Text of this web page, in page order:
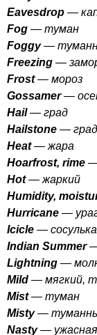
Eavesdrop —
Fog — туман
Foggy —
Freezing —
Frost — мороз
Gossamer —
Hail — град
Hailstone —
Heat — жара
Hoarfrost, rime —
Hot — жаркий
Humidity,
Hurricane —
Icicle — сосулька
Indian Summer
Lightning —
Mild — мягкий,
Mist — туман
Misty —
Nasty —